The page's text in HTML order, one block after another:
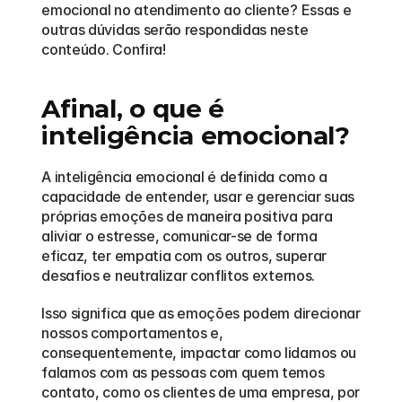
emocional no atendimento ao cliente? Essas e
outras dúvidas serão respondidas neste
conteúdo. Confira!
Afinal, o que é
inteligência emocional?
A inteligência emocional é definida como a
capacidade de entender, usar e gerenciar suas
próprias emoções de maneira positiva para
aliviar o estresse, comunicar-se de forma
eficaz, ter empatia com os outros, superar
desafios e neutralizar conflitos externos.
Isso significa que as emoções podem direcionar
nossos comportamentos e,
consequentemente, impactar como lidamos ou
falamos com as pessoas com quem temos
contato, como os clientes de uma empresa, por